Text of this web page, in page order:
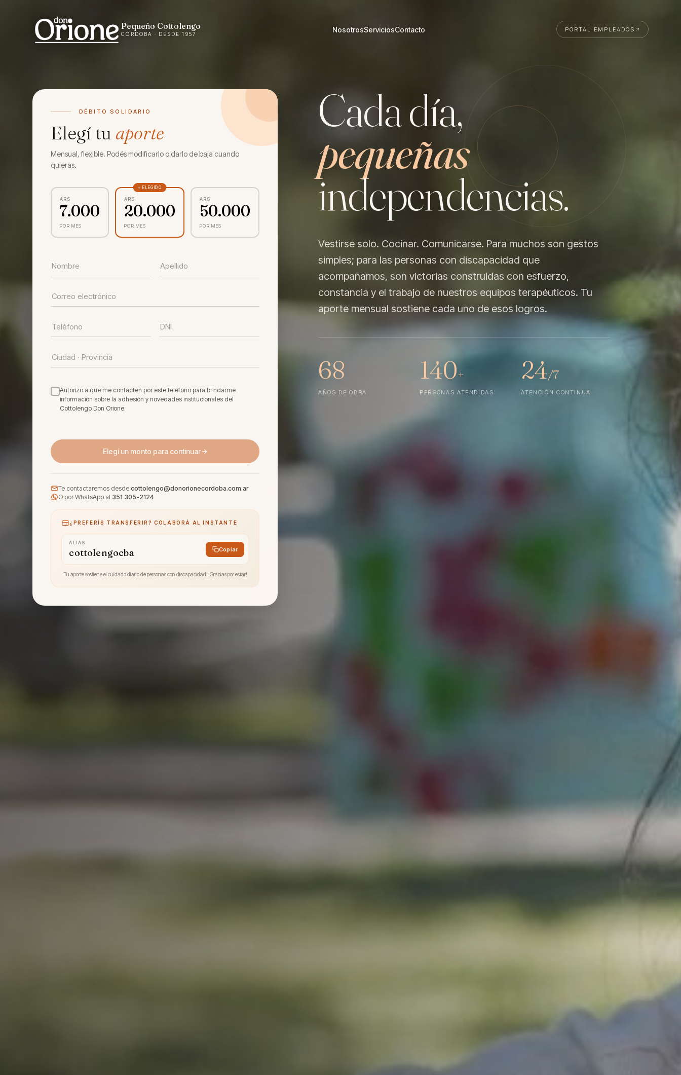
Pequeño Cottolengo
CÓRDOBA · DESDE 1957
NosotrosServiciosContacto PORTAL EMPLEADOS
Cada día,
pequeñas
independencias.
Vestirse solo. Cocinar. Comunicarse. Para muchos son gestos
simples; para las personas con discapacidad que
acompañamos, son victorias construidas con esfuerzo,
constancia y el trabajo de nuestros equipos terapéuticos. Tu
aporte mensual sostiene cada uno de esos logros.
68
AÑOS DE OBRA
140+
PERSONAS ATENDIDAS
24/7
ATENCIÓN CONTINUA
DÉBITO SOLIDARIO
Elegí tu aporte
Mensual, flexible. Podés modificarlo o darlo de baja cuando
quieras.
ARS
7.000
POR MES
+ ELEGIDO
ARS
20.000
POR MES
ARS
50.000
POR MES
Autorizo a que me contacten por este teléfono para brindarme
información sobre la adhesión y novedades institucionales del
Cottolengo Don Orione.
Elegí un monto para continuar
Te contactaremos desde cottolengo@donorionecordoba.com.ar
O por WhatsApp al 351 305-2124
¿PREFERÍS TRANSFERIR? COLABORÁ AL INSTANTE
ALIAS
cottolengocba Copiar
Tu aporte sostiene el cuidado diario de personas con discapacidad. ¡Gracias por estar!